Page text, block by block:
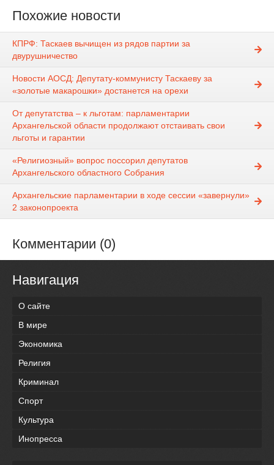
Похожие новости
КПРФ: Таскаев вычищен из рядов партии за
двурушничество
Новости АОСД: Депутату-коммунисту Таскаеву за
«золотые макарошки» достанется на орехи
От депутатства – к льготам: парламентарии
Архангельской области продолжают отстаивать свои
льготы и гарантии
«Религиозный» вопрос поссорил депутатов
Архангельского областного Собрания
Архангельские парламентарии в ходе сессии «завернули»
2 законопроекта
Комментарии (0)
Навигация
О сайте
В мире
Экономика
Религия
Криминал
Спорт
Культура
Инопресса